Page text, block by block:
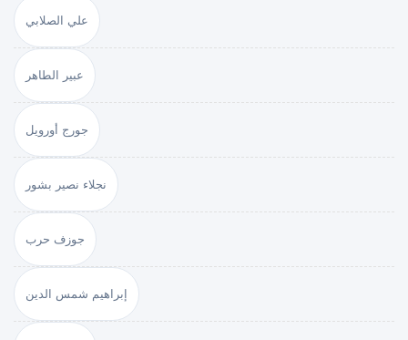
علي الصلابي
عبير الطاهر
جورج أورويل
نجلاء نصير بشور
جوزف حرب
إبراهيم شمس الدين